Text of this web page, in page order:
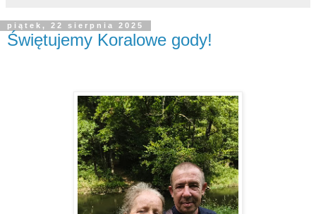
piątek, 22 sierpnia 2025
Świętujemy Koralowe gody!